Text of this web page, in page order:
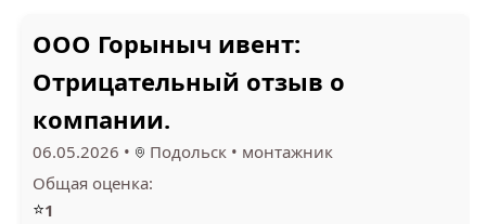
ООО Горыныч ивент:
Отрицательный отзыв о
компании.
06.05.2026 • Подольск • монтажник
Общая оценка:
⭐1